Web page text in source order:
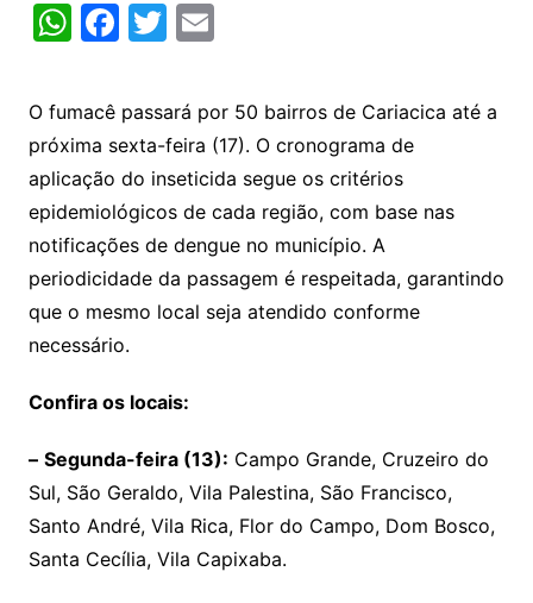
W
at
s
A
p
p
F
c
e
b
o
o
k
T
itt
er
E
ai
l
O fumacê passará por 50 bairros de Cariacica até a
próxima sexta-feira (17). O cronograma de
aplicação do inseticida segue os critérios
epidemiológicos de cada região, com base nas
notificações de dengue no município. A
periodicidade da passagem é respeitada, garantindo
que o mesmo local seja atendido conforme
necessário.
Confira os locais:
– Segunda-feira (13): Campo Grande, Cruzeiro do
Sul, São Geraldo, Vila Palestina, São Francisco,
Santo André, Vila Rica, Flor do Campo, Dom Bosco,
Santa Cecília, Vila Capixaba.